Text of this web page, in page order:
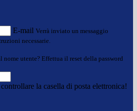
E-mail Verrà inviato un messaggio
necessarie.
nome utente? Effettua il reset della password
la casella di posta elettronica!